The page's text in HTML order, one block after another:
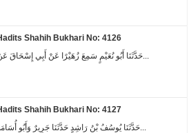
Shahih Bukhari No: 4126
حَدَّثَنَا أَبُو نُعَيْمٍ سَمِعَ زُهَيْرًا عَنْ أَبِي إِسْحَاقَ عَنْ...
Shahih Bukhari No: 4127
حَدَّثَنَا يُوسُفُ بْنُ رَاشِدٍ حَدَّثَنَا جَرِيرٌ وَأَبُو أُسَامَةَ...